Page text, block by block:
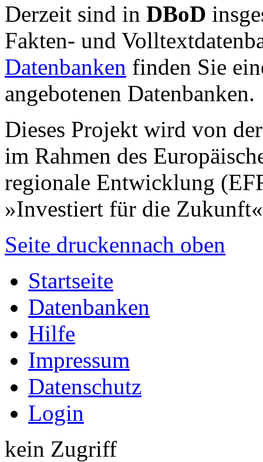
Derzeit sind in DBoD
Fakten- und
Datenbanken finden Sie
angebotenen Datenbanken.
Dieses Projekt wird von
im Rahmen des
regionale Entwicklung
»Investiert für die Zukunft«
Seite druckennach oben
Startseite
Datenbanken
Hilfe
Impressum
Datenschutz
Login
kein Zugriff